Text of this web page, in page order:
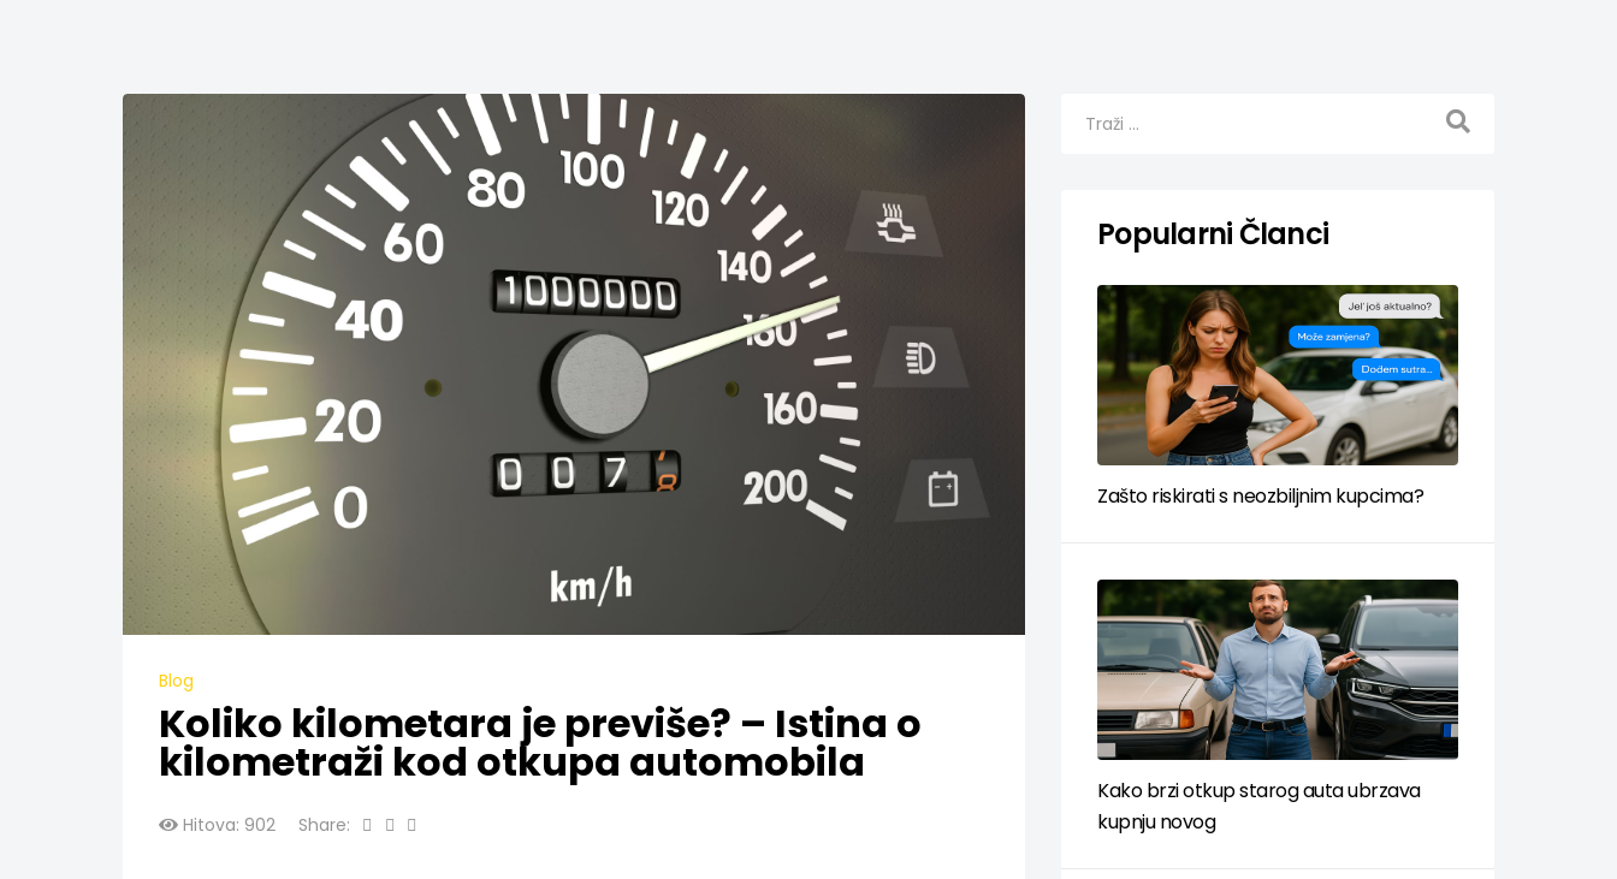
Blog
Koliko kilometara je previše? – Istina o
kilometraži kod otkupa automobila
Hitova: 902 Share:
Popularni Članci
Zašto riskirati s neozbiljnim kupcima?
Kako brzi otkup starog auta ubrzava
kupnju novog